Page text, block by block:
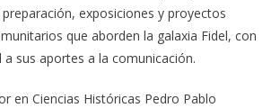
exposiciones y proyectos
que aborden la galaxia Fidel, con
a sus aportes a la comunicación.
en Ciencias Históricas Pedro Pablo